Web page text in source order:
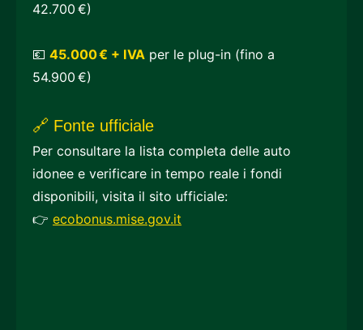
42.700 €)
💶 45.000 € + IVA per le plug-in (fino a
54.900 €)
🔗 Fonte ufficiale
Per consultare la lista completa delle auto
idonee e verificare in tempo reale i fondi
disponibili, visita il sito ufficiale:
👉 ecobonus.mise.gov.it